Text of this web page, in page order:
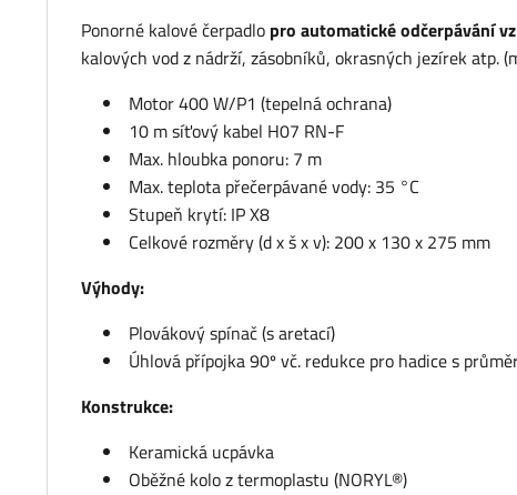
Ponorné kalové čerpadlo pro automatické odčerpávání
kalových vod z nádrží, zásobníků, okrasných jezírek atp.
Motor 400 W/P1 (tepelná ochrana)
10 m síťový kabel H07 RN-F
Max. hloubka ponoru: 7 m
Max. teplota přečerpávané vody: 35 °C
Stupeň krytí: IP X8
Celkové rozměry (d x š x v): 200 x 130 x 275 mm
Výhody:
Plovákový spínač (s aretací)
Úhlová přípojka 90º vč. redukce pro hadice s
Konstrukce:
Keramická ucpávka
Oběžné kolo z termoplastu (NORYL®)